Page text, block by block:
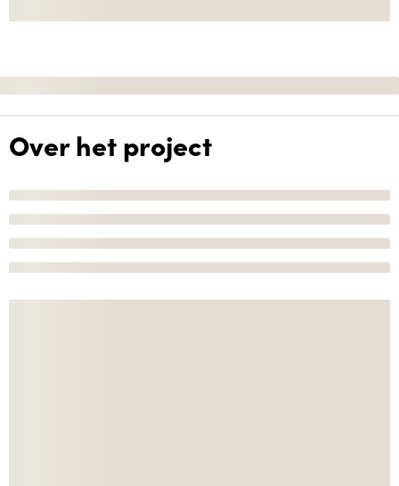
Over het project